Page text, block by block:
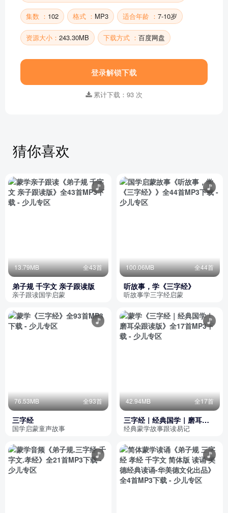
集数 ： 102 格式 ： MP3 适合年龄 ： 7-10岁
资源大小： 243.30MB 下载方式 ： 百度网盘
登录解锁下载
累计下载：93 次
猜你喜欢
13.79MB 全43首
弟子规 千字文 亲子跟读版
亲子跟读国学启蒙
100.06MB 全44首
听故事，学《三字经》
听故事学三字经启蒙
76.53MB 全93首
三字经
国学启蒙童声故事
42.94MB 全17首
三字经｜经典国学｜磨耳朵
跟读版
经典蒙学故事跟读易记